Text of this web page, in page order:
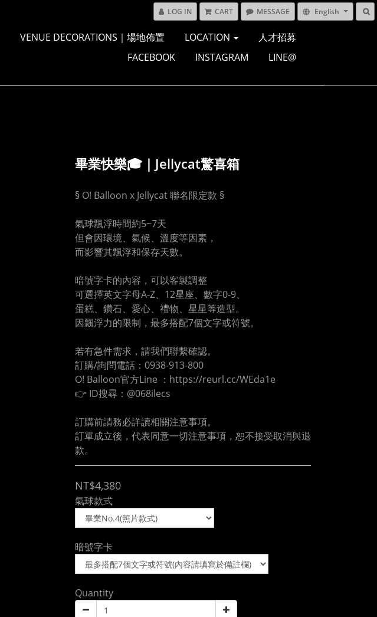
LOG IN CART MESSAGE English
VENUE DECORATIONS｜場地佈置 LOCATION
人才招募
FACEBOOK
INSTAGRAM LINE@
畢業快樂🎓｜Jellycat驚喜箱
§ O! Balloon x Jellycat 聯名限定款 §
氣球飄浮時間約5~7天
但會因環境、氣候、溫度等因素，
而影響其飄浮和保存天數。
暗號字卡的內容，可以客製調整
可選擇英文字母A-Z、12星座、數字0-9、
蛋糕、鑽石、愛心、禮物、星星等造型。
因飄浮力的限制，最多搭配7個文字或符號。
若有急件需求，請我們聯繫確認。
訂購/詢問電話：0938-913-800
O! Balloon官方Line ：https://reurl.cc/WEda1e
👉 ID搜尋：@068ilecs
訂購前請務必詳讀相關注意事項。
訂單成立後，代表同意一切注意事項，恕不接受取消與退
款。
NT$4,380
氣球款式
暗號字卡
Quantity